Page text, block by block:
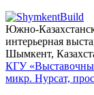
Южно-
интерьерная
Шымкент,
КГУ
микр. Нурсат,